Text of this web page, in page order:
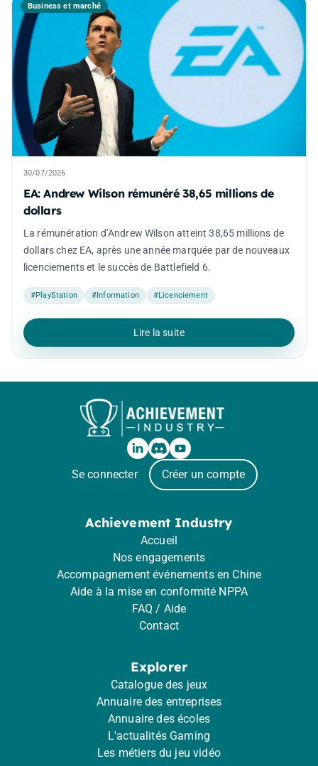
Business et marché
30/07/2026
EA: Andrew Wilson rémunéré 38,65 millions de
dollars
La rémunération d’Andrew Wilson atteint 38,65 millions de
dollars chez EA, après une année marquée par de nouveaux
licenciements et le succès de Battlefield 6.
#PlayStation #Information #Licenciement
Lire la suite
Se connecter Créer un compte
Achievement Industry
Accueil
Nos engagements
Accompagnement événements en Chine
Aide à la mise en conformité NPPA
FAQ / Aide
Contact
Explorer
Catalogue des jeux
Annuaire des entreprises
Annuaire des écoles
L'actualités Gaming
Les métiers du jeu vidéo